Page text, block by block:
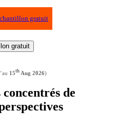
gratuit
gratuit
15th Aug 2026)
de